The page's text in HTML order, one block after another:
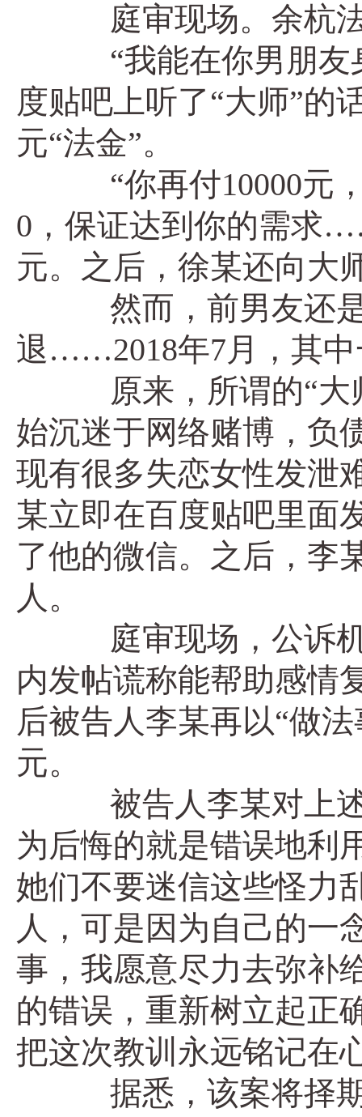
庭审现场。余杭
“我能在你男朋友身
度贴吧上听了“大师”的
元“法金”。
“你再付10000元，
0，保证达到你的需求
元。之后，徐某还向大
然而，前男友还是
退……2018年7月，其中
原来，所谓的“大师
始沉迷于网络赌博，负
现有很多失恋女性发泄
某立即在百度贴吧里面
了他的微信。之后，李
人。
庭审现场，公诉机
内发帖谎称能帮助感情
后被告人李某再以“做
元。
被告人李某对上述
为后悔的就是错误地利
她们不要迷信这些怪力
人，可是因为自己的一
事，我愿意尽力去弥补
的错误，重新树立起正
把这次教训永远铭记在
据悉，该案将择